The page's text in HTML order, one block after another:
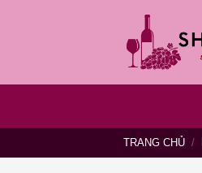
TRANG CHỦ /